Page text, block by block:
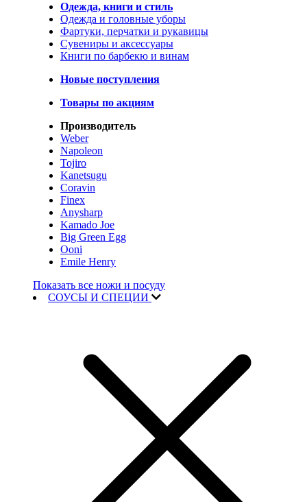
Одежда, книги и стиль
Одежда и головные уборы
Фартуки, перчатки и рукавицы
Сувениры и аксессуары
Книги по барбекю и винам
Новые поступления
Товары по акциям
Производитель
Weber
Napoleon
Tojiro
Kanetsugu
Coravin
Finex
Anysharp
Kamado Joe
Big Green Egg
Ooni
Emile Henry
Показать все ножи и посуду
СОУСЫ И СПЕЦИИ